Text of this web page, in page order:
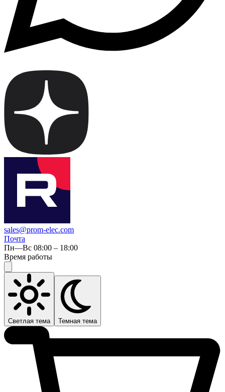
sales@prom-elec.com
Почта
Пн—Вс 08:00 – 18:00
Время работы
Светлая тема Темная тема